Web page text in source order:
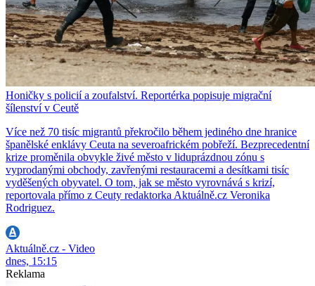
Honičky s policií a zoufalství. Reportérka popisuje migrační
šílenství v Ceutě
Více než 70 tisíc migrantů překročilo během jediného dne hranice
španělské enklávy Ceuta na severoafrickém pobřeží. Bezprecedentní
krize proměnila obvykle živé město v liduprázdnou zónu s
vyprodanými obchody, zavřenými restauracemi a desítkami tisíc
vyděšených obyvatel. O tom, jak se město vyrovnává s krizí,
reportovala přímo z Ceuty redaktorka Aktuálně.cz Veronika
Rodriguez.
Aktuálně.cz - Video
dnes, 15:15
Reklama